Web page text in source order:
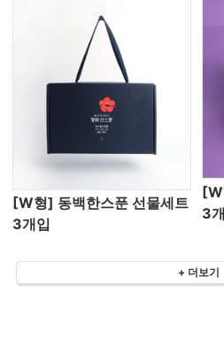
[W형] 동백한스푼 선물세트
3개입
[W
3
+ 더보기